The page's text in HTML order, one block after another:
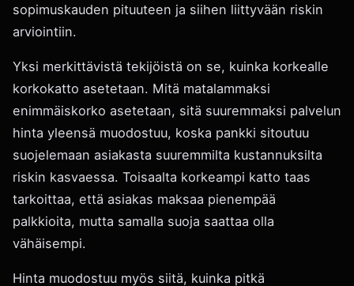
sopimuskauden pituuteen ja siihen liittyvään riskin
arviointiin.
Yksi merkittävistä tekijöistä on se, kuinka korkealle
korkokatto asetetaan. Mitä matalammaksi
enimmäiskorko asetetaan, sitä suuremmaksi palvelun
hinta yleensä muodostuu, koska pankki sitoutuu
suojelemaan asiakasta suuremmilta kustannuksilta
riskin kasvaessa. Toisaalta korkeampi katto taas
tarkoittaa, että asiakas maksaa pienempää
palkkioita, mutta samalla suoja saattaa olla
vähäisempi.
Hinta muodostuu myös siitä, kuinka pitkä